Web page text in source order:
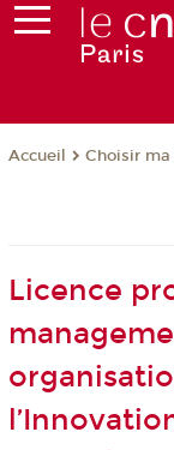
Accueil Choisir
Licence